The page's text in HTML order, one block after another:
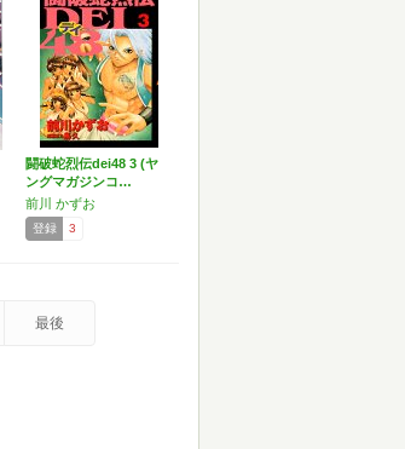
闘破蛇烈伝dei48 3 (ヤ
ングマガジンコ…
前川 かずお
登録 3
最後